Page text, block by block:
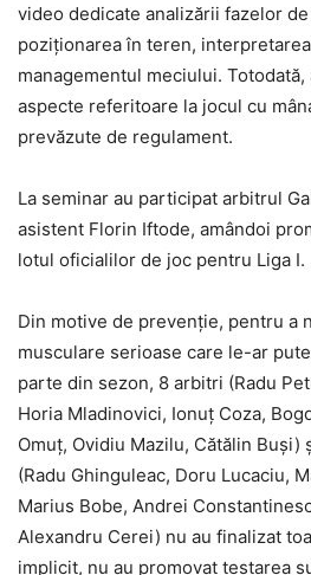
video dedicate analizării fazelor
poziționarea în teren,
managementul meciului.
aspecte referitoare la jocul cu
prevăzute de regulament.
La seminar au participat arbitrul
asistent Florin Iftode, amândoi
lotul oficialilor de joc pentru Liga I.
Din motive de prevenție, pentru a
musculare serioase care le-ar
parte din sezon, 8 arbitri (Radu
Horia Mladinovici, Ionuț Coza,
Omuț, Ovidiu Mazilu, Cătălin Buși)
(Radu Ghinguleac, Doru Lucaciu,
Marius Bobe, Andrei
Alexandru Cerei) nu au finalizat
implicit, nu au promovat testarea